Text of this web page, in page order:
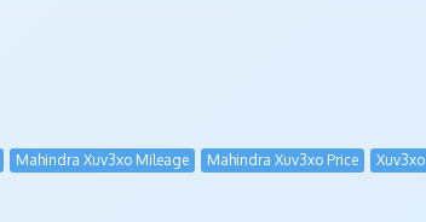
Mahindra Xuv3xo Mileage Mahindra Xuv3xo Price Xuv3xo